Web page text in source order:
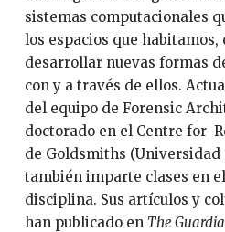
sistemas computacionales
los espacios que habitamos,
desarrollar nuevas formas
con y a través de ellos.
del equipo de Forensic
doctorado en el Centre for
de Goldsmiths (Universidad
también imparte clases en
disciplina. Sus artículos y
han publicado en The